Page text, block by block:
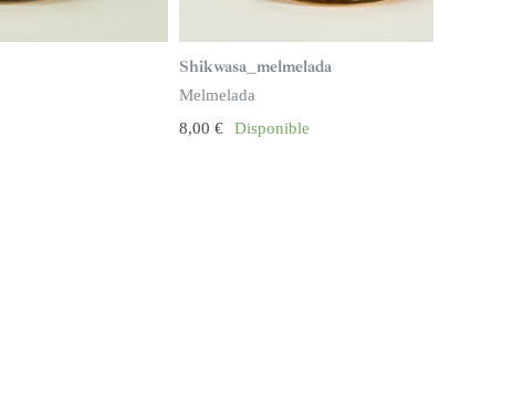
Shikwasa_melmelada
Melmelada
8,00 € Disponible